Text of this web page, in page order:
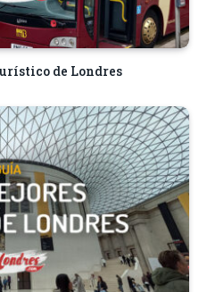
de Londres